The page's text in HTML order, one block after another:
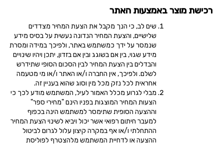
רכישת מוצר באמצעות האתר
שים לב, כי הנך מקבל את הצעת המחיר מצדדים
שלישיים, והצעת המחיר הנדונה נעשית על בסיס מידע
שנמסר על ידך כמשתמש באתר, ולפיכך במידה ומסרת
מידע שגוי, בין אם בשוגג ובין אם בזדון, יתכן ויהיו שינויים
והבדלים בין הצעת המחיר לבין הסכום הסופי שתידרש
לשלם. ולפיכך, אין החברה ו/או האתר ו/או מי מטעמה
אחראית לכל נזק מכל מין וסוג שהוא בעניין זה.
מבלי לגרוע מכלל האמור לעיל, המשתמש מודע לכך כי
הצעות המחיר המוצגות בפניו הינם "מחירי ספר"
וההצעה הסופית שתימסר למשתמש הינה בכפוף
למעבר חיתום רפואי אשר יכול ויביא לשינוי הצעת המחיר
ההתחלתי ו/או אף במקרה קיצון עלול לגרום לביטול
ההצעה או לדחיית המשתמש מלהצטרף לפוליסת